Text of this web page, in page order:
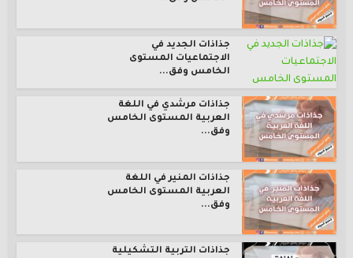
جذاذات الجديد في
الاجتماعيات المستوى
الخامس وفق...
جذاذات مرشدي في اللغة
العربية المستوى الخامس
وفق...
جذاذات المنير في اللغة
العربية المستوى الخامس
وفق...
جذاذات التربية التشكيلية